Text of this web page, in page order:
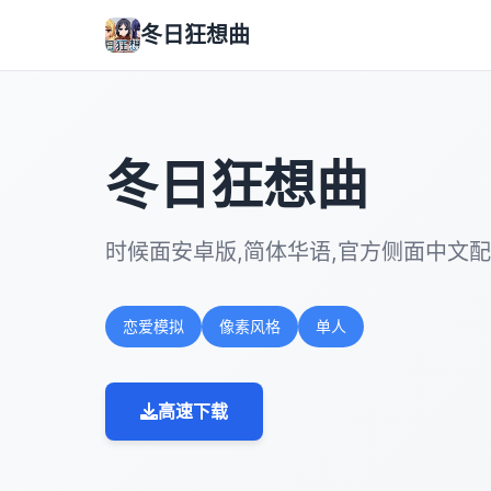
冬日狂想曲
冬日狂想曲
时候面安卓版,简体华语,官方侧面中文
恋爱模拟 像素风格 单人
高速下载